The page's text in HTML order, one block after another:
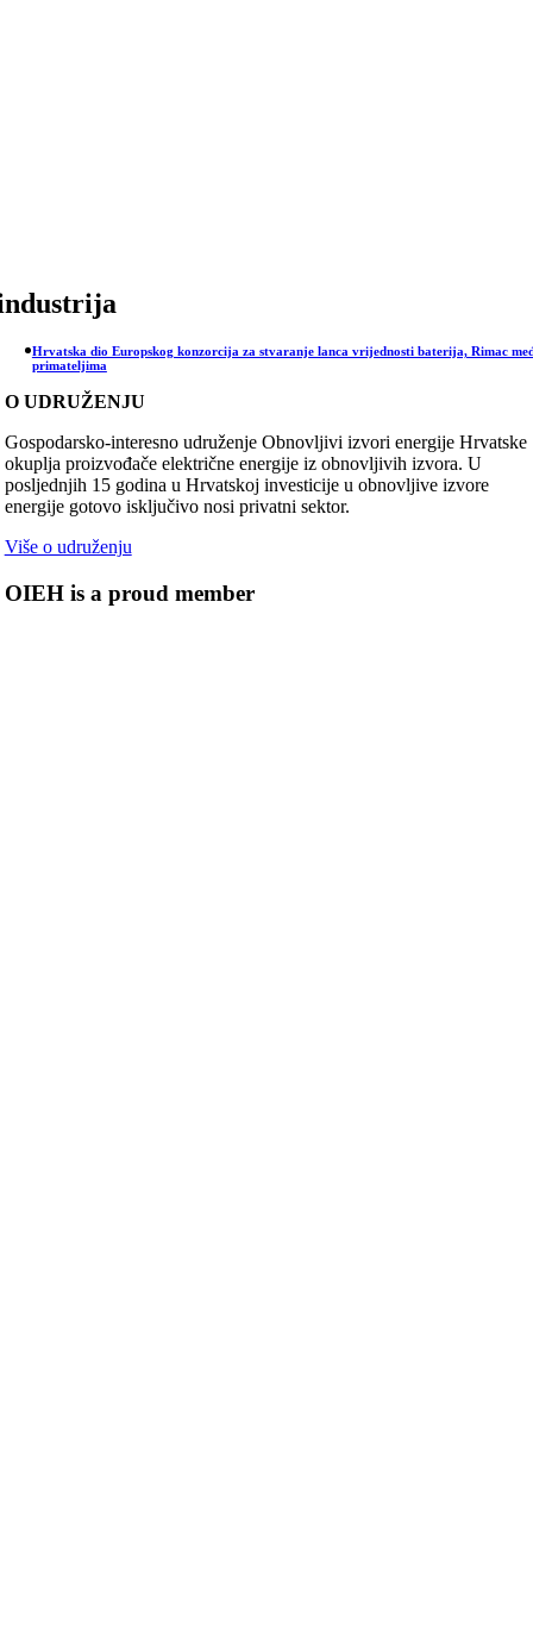
Hrvatska dio Europskog konzorcija za stvaranje lanca vrijednosti baterija, Rimac
primateljima
O UDRUŽENJU
Gospodarsko-interesno udruženje Obnovljivi izvori energije Hrvatske
okuplja proizvođače električne energije iz obnovljivih izvora. U
posljednjih 15 godina u Hrvatskoj investicije u obnovljive izvore
energije gotovo isključivo nosi privatni sektor.
Više o udruženju
OIEH is a proud member